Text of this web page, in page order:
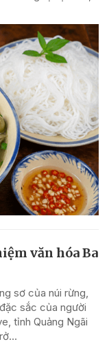
văn hóa Ba
sơ của núi rừng,
sắc của người
tỉnh Quảng Ngãi